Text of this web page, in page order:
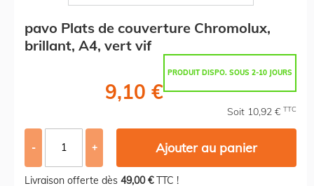
pavo Plats de couverture Chromolux,
brillant, A4, vert vif
PRODUIT DISPO. SOUS 2-10 JOURS
9,10 €
Soit 10,92 € TTC
- + Ajouter au panier
Livraison offerte dès 49,00 €TTC !